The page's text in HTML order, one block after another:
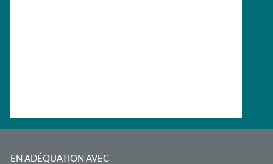
EN ADÉQUATION AVEC